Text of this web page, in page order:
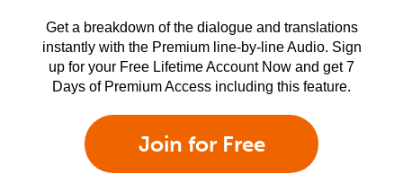
Get a breakdown of the dialogue and translations
instantly with the Premium line-by-line Audio. Sign
up for your Free Lifetime Account Now and get 7
Days of Premium Access including this feature.
Join for Free